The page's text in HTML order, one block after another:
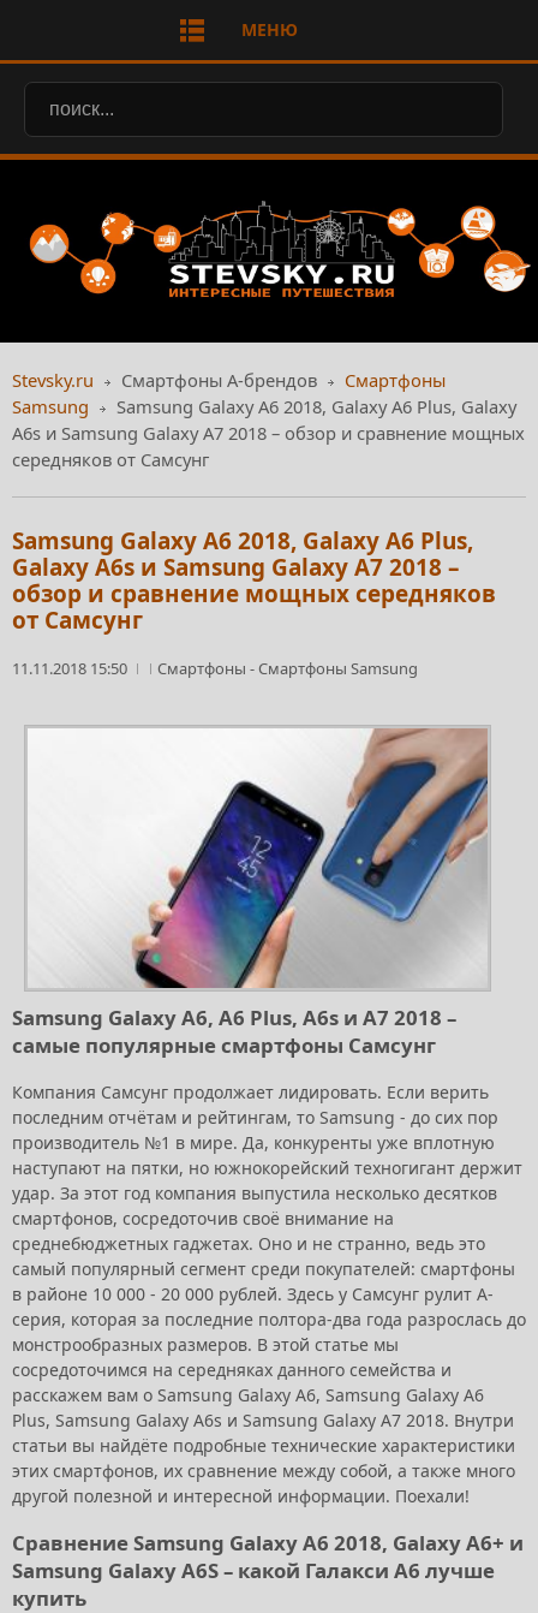
МЕНЮ
Stevsky.ru Смартфоны А-брендов
Смартфоны
Samsung
Samsung Galaxy A6 2018, Galaxy A6 Plus, Galaxy
A6s и Samsung Galaxy A7 2018 – обзор и сравнение мощных
середняков от Самсунг
Samsung Galaxy A6 2018, Galaxy A6 Plus,
Galaxy A6s и Samsung Galaxy A7 2018 –
обзор и сравнение мощных середняков
от Самсунг
11.11.2018 15:50 Смартфоны -Смартфоны Samsung
Samsung Galaxy A6, A6 Plus, A6s и A7 2018 –
самые популярные смартфоны Самсунг
Компания Самсунг продолжает лидировать. Если верить
последним отчётам и рейтингам, то Samsung - до сих пор
производитель №1 в мире. Да, конкуренты уже вплотную
наступают на пятки, но южнокорейский техногигант держит
удар. За этот год компания выпустила несколько десятков
смартфонов, сосредоточив своё внимание на
среднебюджетных гаджетах. Оно и не странно, ведь это
самый популярный сегмент среди покупателей: смартфоны
в районе 10 000 - 20 000 рублей. Здесь у Самсунг рулит A-
серия, которая за последние полтора-два года разрослась до
монстрообразных размеров. В этой статье мы
сосредоточимся на середняках данного семейства и
расскажем вам о Samsung Galaxy A6, Samsung Galaxy A6
Plus, Samsung Galaxy A6s и Samsung Galaxy A7 2018. Внутри
статьи вы найдёте подробные технические характеристики
этих смартфонов, их сравнение между собой, а также много
другой полезной и интересной информации. Поехали!
Сравнение Samsung Galaxy A6 2018, Galaxy A6+ и
Samsung Galaxy A6S – какой Галакси А6 лучше
купить